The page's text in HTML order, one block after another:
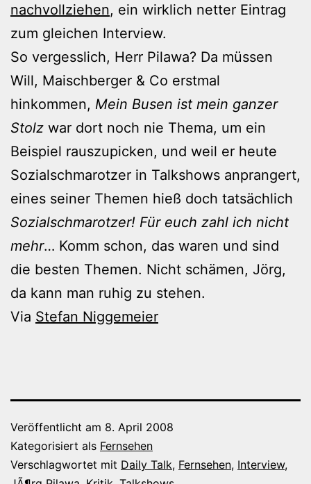
nachvollziehen, ein wirklich netter Eintrag
zum gleichen Interview.
So vergesslich, Herr Pilawa? Da müssen
Will, Maischberger & Co erstmal
hinkommen, Mein Busen ist mein ganzer
Stolz war dort noch nie Thema, um ein
Beispiel rauszupicken, und weil er heute
Sozialschmarotzer in Talkshows anprangert,
eines seiner Themen hieß doch tatsächlich
Sozialschmarotzer! Für euch zahl ich nicht
mehr… Komm schon, das waren und sind
die besten Themen. Nicht schämen, Jörg,
da kann man ruhig zu stehen.
Via Stefan Niggemeier
Veröffentlicht am 8. April 2008
Kategorisiert als Fernsehen
Verschlagwortet mit Daily Talk, Fernsehen, Interview,